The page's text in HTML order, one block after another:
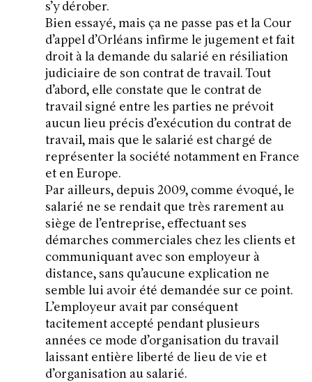
s’y dérober.
Bien essayé, mais ça ne passe pas et la Cour
d’appel d’Orléans infirme le jugement et fait
droit à la demande du salarié en résiliation
judiciaire de son contrat de travail. Tout
d’abord, elle constate que le contrat de
travail signé entre les parties ne prévoit
aucun lieu précis d’exécution du contrat de
travail, mais que le salarié est chargé de
représenter la société notamment en France
et en Europe.
Par ailleurs, depuis 2009, comme évoqué, le
salarié ne se rendait que très rarement au
siège de l’entreprise, effectuant ses
démarches commerciales chez les clients et
communiquant avec son employeur à
distance, sans qu’aucune explication ne
semble lui avoir été demandée sur ce point.
L’employeur avait par conséquent
tacitement accepté pendant plusieurs
années ce mode d’organisation du travail
laissant entière liberté de lieu de vie et
d’organisation au salarié.